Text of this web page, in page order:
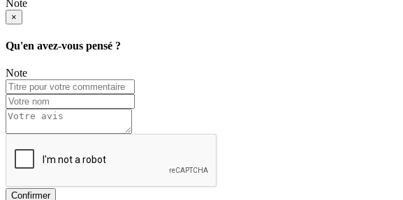
Note
×
Qu'en avez-vous pensé ?
Note
Confirmer